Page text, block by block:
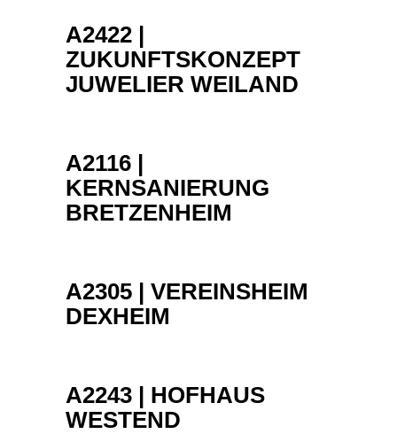
A2422 |
ZUKUNFTSKONZEPT
JUWELIER WEILAND
A2116 |
KERNSANIERUNG
BRETZENHEIM
A2305 | VEREINSHEIM
DEXHEIM
A2243 | HOFHAUS
WESTEND